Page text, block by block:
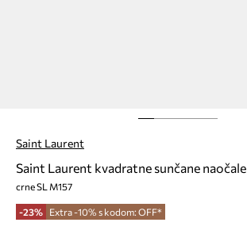
Saint Laurent
Saint Laurent kvadratne sunčane naočale
crne SL M157
-23% Extra -10% s kodom: OFF*